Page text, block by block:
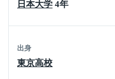
日本大学 4年
出身
東京高校